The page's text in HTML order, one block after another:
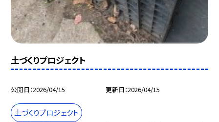
土づくりプロジェクト
公開日 2026/04/15 更新日 2026/04/15
土づくりプロジェクト